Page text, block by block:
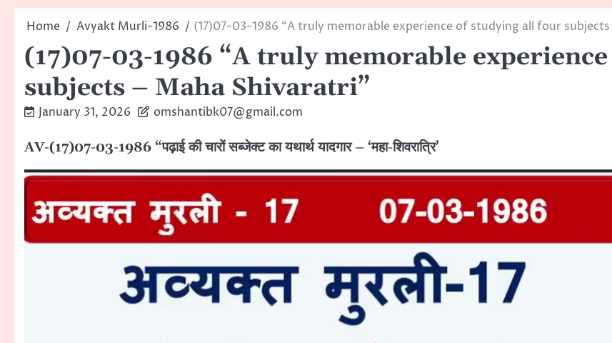
Home Avyakt Murli-1986 (17)07-03-1986 “A truly memorable experience of studying all four
(17)07-03-1986 “A truly memorable
subjects – Maha Shivaratri”
January 31, 2026 omshantibk07@gmail.com
AV-(17)07-03-1986 “पढ़ाई की चारों सब्जेक्ट का यथार्थ यादगार – ‘महा-शिवरात्रि’